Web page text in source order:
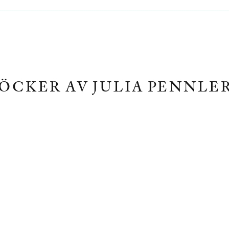
AV JULIA